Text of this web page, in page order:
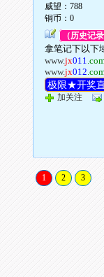
威望：788
铜币：0
（历史记录
拿笔记下以下
www.jx011
www.jx012
极限★开奖
加关注
1 2 3